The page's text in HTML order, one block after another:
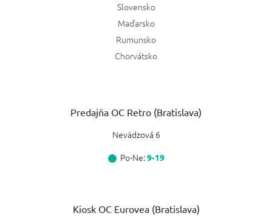
Slovensko
Maďarsko
Rumunsko
Chorvátsko
Predajňa OC Retro (Bratislava)
Nevädzová 6
Po-Ne:9-19
Kiosk OC Eurovea (Bratislava)